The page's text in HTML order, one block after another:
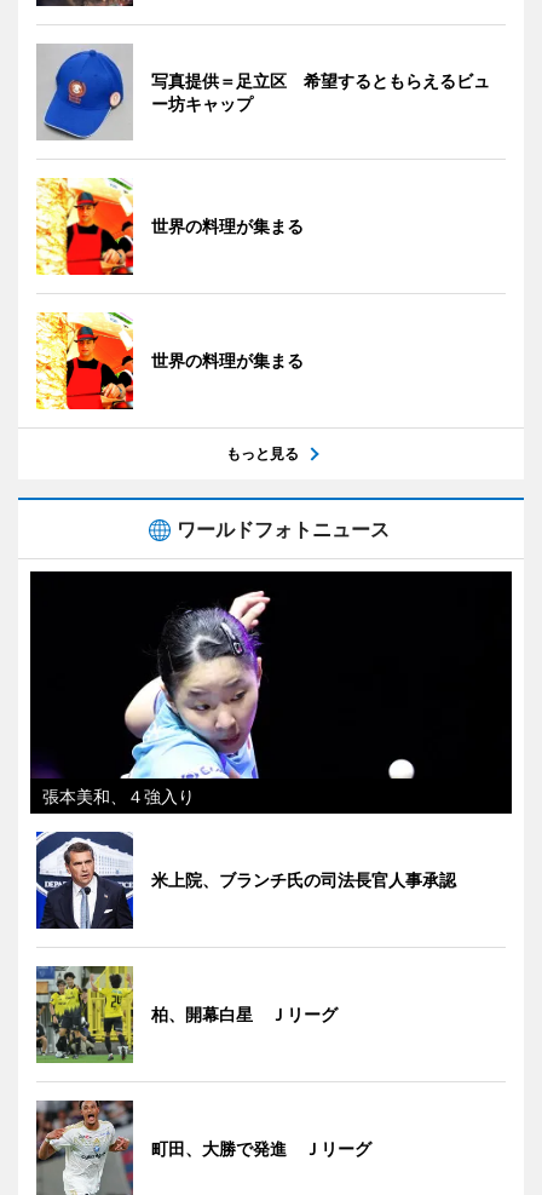
写真提供＝足立区 希望するともらえるビュ
ー坊キャップ
世界の料理が集まる
世界の料理が集まる
もっと見る
ワールドフォトニュース
張本美和、４強入り
米上院、ブランチ氏の司法長官人事承認
柏、開幕白星 Ｊリーグ
町田、大勝で発進 Ｊリーグ